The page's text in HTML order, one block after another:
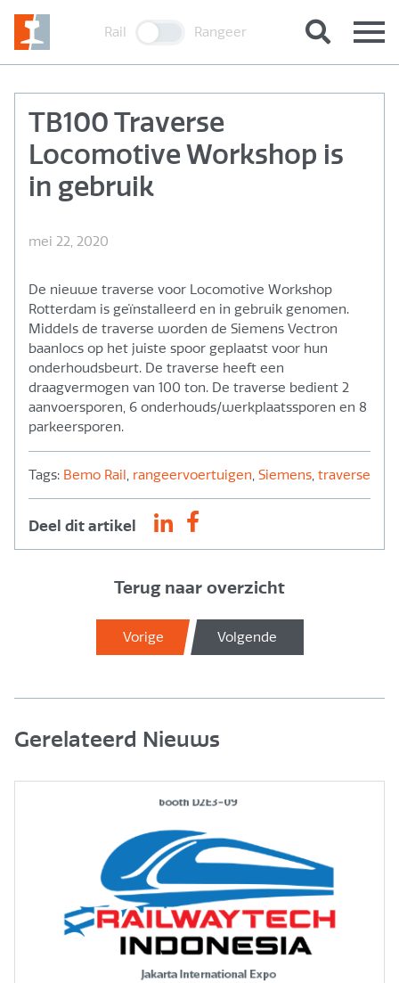
Rail Rangeer
TB100 Traverse
Locomotive Workshop is
in gebruik
mei 22, 2020
De nieuwe traverse voor Locomotive Workshop
Rotterdam is geïnstalleerd en in gebruik genomen.
Middels de traverse worden de Siemens Vectron
baanlocs op het juiste spoor geplaatst voor hun
onderhoudsbeurt. De traverse heeft een
draagvermogen van 100 ton. De traverse bedient 2
aanvoersporen, 6 onderhouds/werkplaatssporen en 8
parkeersporen.
Tags: Bemo Rail, rangeervoertuigen, Siemens, traverse
Deel dit artikel
Vorige
Terug naar overzicht
Volgende
Gerelateerd Nieuws